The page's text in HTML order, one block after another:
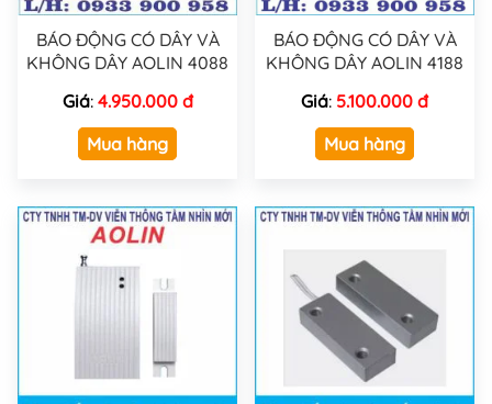
BÁO ĐỘNG CÓ DÂY VÀ
KHÔNG DÂY AOLIN 4088
Giá: 4.950.000 đ
Mua hàng
BÁO ĐỘNG CÓ DÂY VÀ
KHÔNG DÂY AOLIN 4188
Giá: 5.100.000 đ
Mua hàng